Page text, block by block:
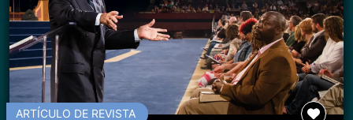
ARTÍCULO DE REVISTA